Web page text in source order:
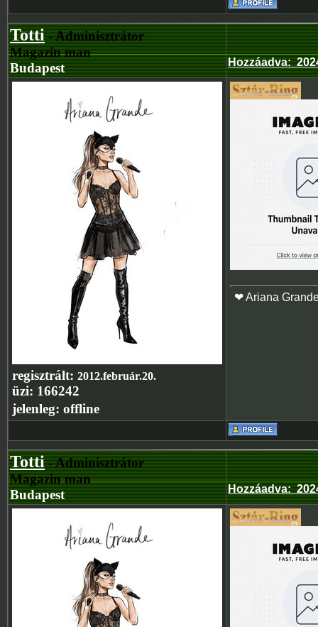
Totti- Adminisztrátor
Magazin man
Budapest
Hozzáadva:
regisztrált: 2012.február.20.
üzi: 166242
jelenleg: offline
❤ Ariana
Totti- Adminisztrátor
Magazin man
Budapest
Hozzáadva: